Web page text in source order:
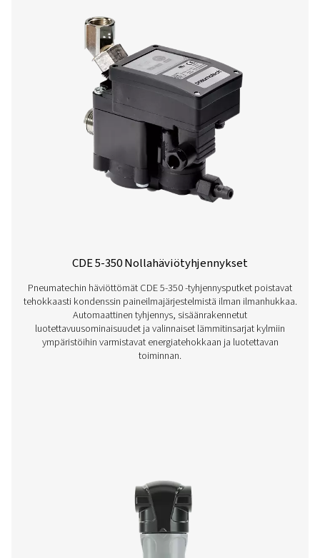
CW 1-17 Vesijäähdytteiset
Vesijäähdytteiset CW 1-17 -jälkijäähdyttimet alentavat
tai kaasun lämpötiloja kestävällä kuori- ja
varmistaa tehokkaan ja luotettavan